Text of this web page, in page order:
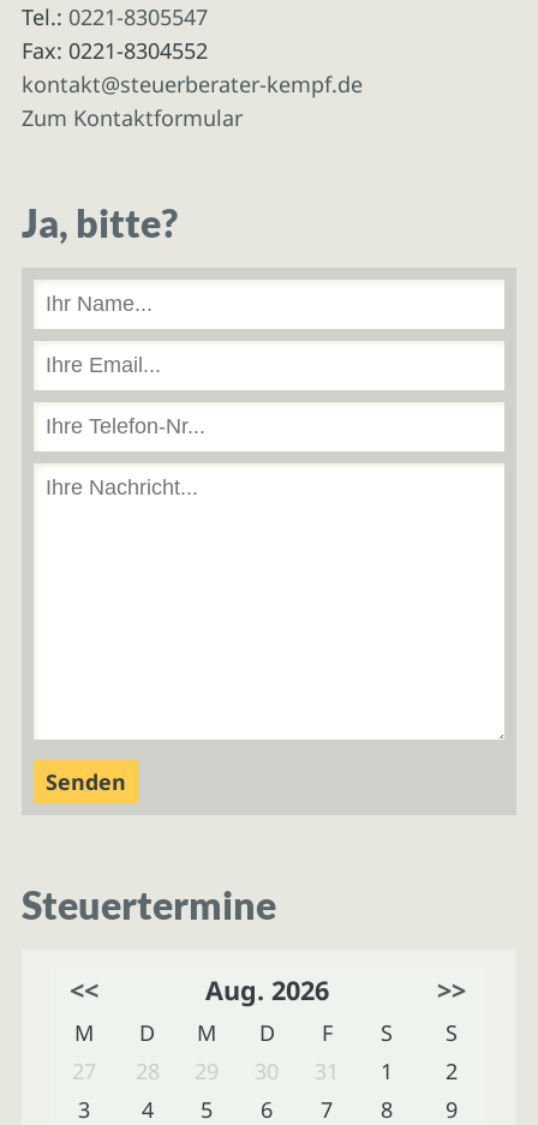
Tel.: 0221-8305547
Fax: 0221-8304552
kontakt@steuerberater-kempf.de
Zum Kontaktformular
Ja, bitte?
Steuertermine
<< Aug. 2026 >>
M D M D F S
S
27
28 29 30 31 1
2
3
4 5 6 7 8
9